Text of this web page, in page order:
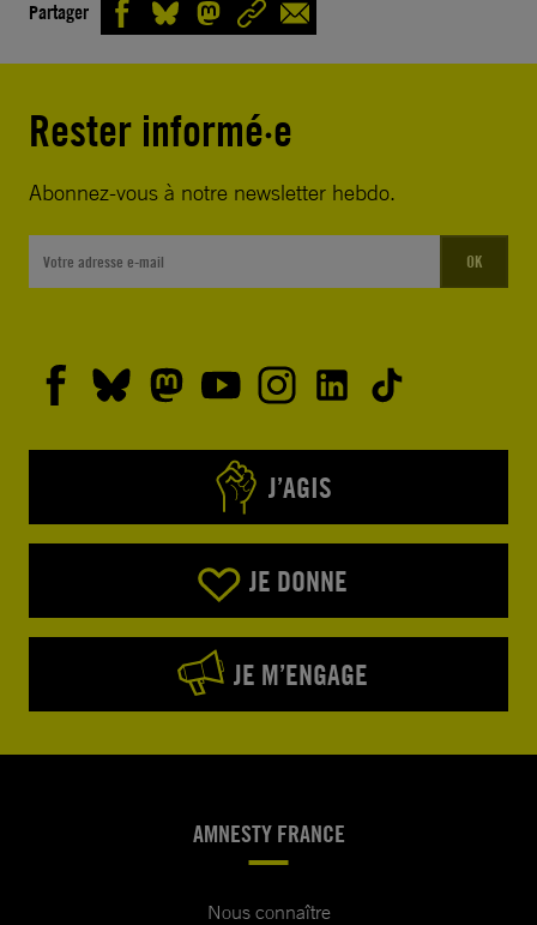
Partager
Rester informé·e
Abonnez-vous à notre newsletter hebdo.
OK
J’AGIS
JE DONNE
JE M’ENGAGE
AMNESTY FRANCE
Nous connaître